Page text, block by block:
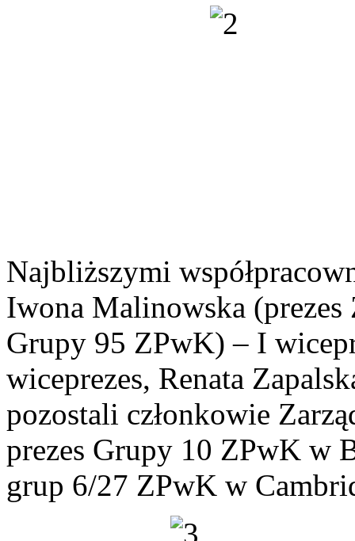
Najbliższymi
Iwona Malinowska
Grupy 95 ZPwK) – I
wiceprezes, Renata
pozostali członkowie
prezes Grupy 10 ZPwK w
grup 6/27 ZPwK w